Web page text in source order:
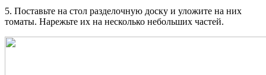
5. Поставьте на стол разделочную доску и уложите на них
томаты. Нарежьте их на несколько небольших частей.